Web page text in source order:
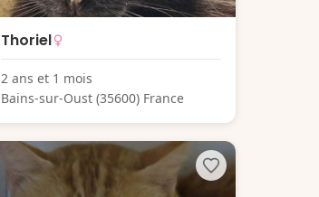
Thoriel
2 ans et 1 mois
Bains-sur-Oust (35600) France